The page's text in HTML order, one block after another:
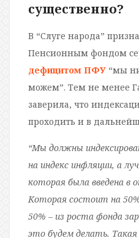
существенно?
В “Слуге народа”
Пенсионным фондом
дефицитом ПФУ “мы
можем”. Тем не менее
заверила, что
проходить и в
“Мы должны
на индекс инфляции, а
которая была введена в
Которая состоит на
50% – из роста фонда
это будем делать.